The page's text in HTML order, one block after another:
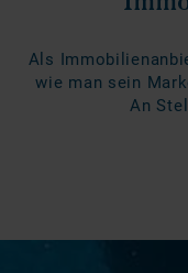
Als
wie man sein
An